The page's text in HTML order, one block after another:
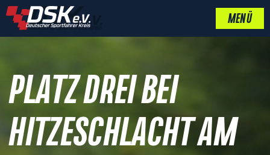
MENÜ
PLATZ DREI BEI
HITZESCHLACHT AM